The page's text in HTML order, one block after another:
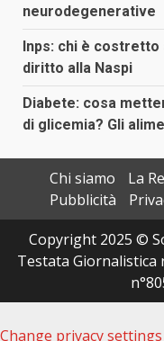
neurodegenerative
Inps: chi è
diritto alla Naspi
Diabete: cosa
di glicemia? Gli
Chi siamo
La
Pubblicità
Copyright 2025 ©
Testata Giornalistica
Change privacy settings